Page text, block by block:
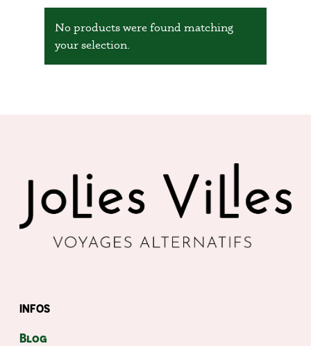
No products were found matching
your selection.
INFOS
Blog